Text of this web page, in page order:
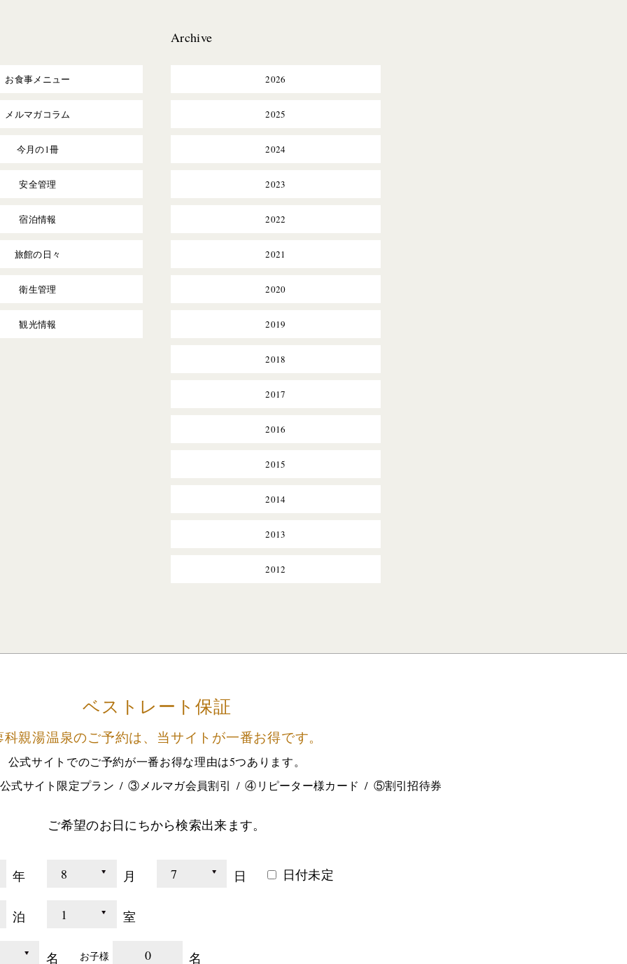
お食事メニュー
メルマガコラム
今月の1冊
安全管理
宿泊情報
旅館の日々
衛生管理
観光情報
Archive
2026
2025
2024
2023
2022
2021
2020
2019
2018
2017
2016
2015
2014
2013
2012
ベストレート保証
科親湯温泉のご予約は、 当サイトが一番お得です。
公式サイトでのご予約が一番お得な理由は5つあります。
式サイト限定プラン ③メルマガ会員割引 ④リピーター様カード ⑤割引招待券
ご希望のお日にちから検索出来ます。
年 月 日 日付未定
泊 室
名 お子様 0 名